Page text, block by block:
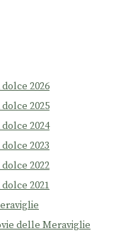
2026
2025
2024
2023
2022
2021
delle Meraviglie